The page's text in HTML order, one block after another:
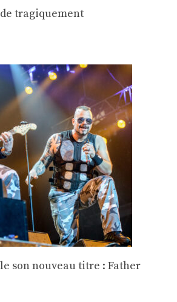
tragiquement
son nouveau titre : Father